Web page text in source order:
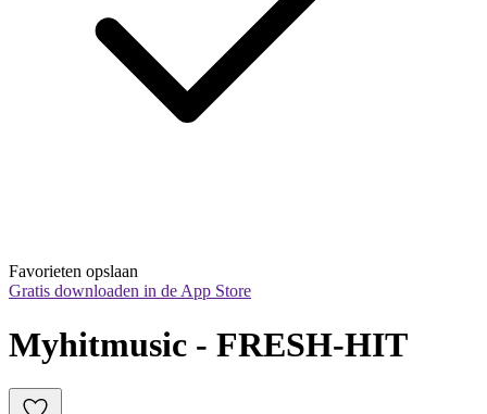
Favorieten opslaan
Gratis downloaden in de App Store
Myhitmusic - FRESH-HIT